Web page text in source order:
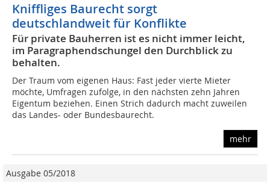
Kniffliges Baurecht sorgt
deutschlandweit für Konflikte
Für private Bauherren ist es nicht immer leicht,
im Paragraphendschungel den Durchblick zu
behalten.
Der Traum vom eigenen Haus: Fast jeder vierte Mieter
möchte, Umfragen zufolge, in den nächsten zehn Jahren
Eigentum beziehen. Einen Strich dadurch macht zuweilen
das Landes- oder Bundesbaurecht.
mehr
Ausgabe 05/2018